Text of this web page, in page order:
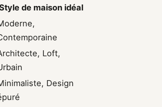
de maison idéal
Loft,
Design